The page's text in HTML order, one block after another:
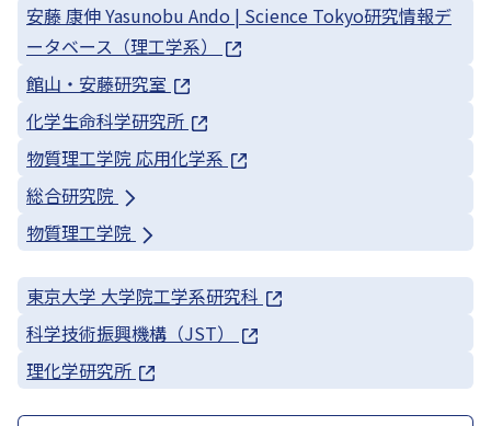
安藤 康伸 Yasunobu Ando | Science Tokyo研究情報デ
ータベース（理工学系）
館山・安藤研究室
化学生命科学研究所
物質理工学院 応用化学系
総合研究院
物質理工学院
東京大学 大学院工学系研究科
科学技術振興機構（JST）
理化学研究所